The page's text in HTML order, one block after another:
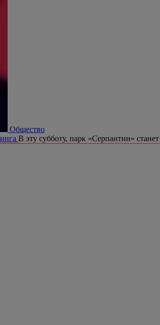
Общество
В эту субботу, парк «Серпантин»